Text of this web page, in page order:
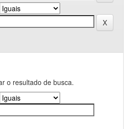
o resultado de busca.